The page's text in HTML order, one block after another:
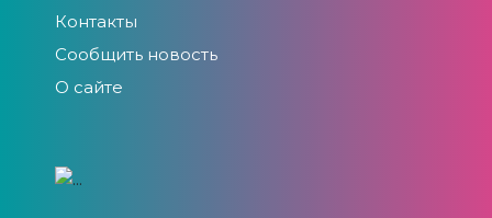
Контакты
Сообщить новость
О сайте